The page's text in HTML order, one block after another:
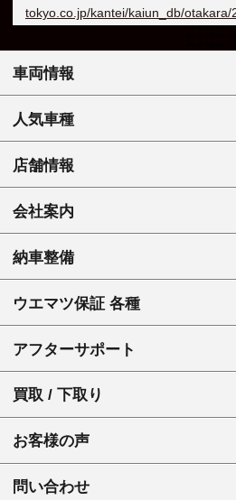
tokyo.co.jp/kantei/kaiun_db/
車両情報
人気車種
店舗情報
会社案内
納車整備
ウエマツ保証 各種
アフターサポート
買取 / 下取り
お客様の声
問い合わせ